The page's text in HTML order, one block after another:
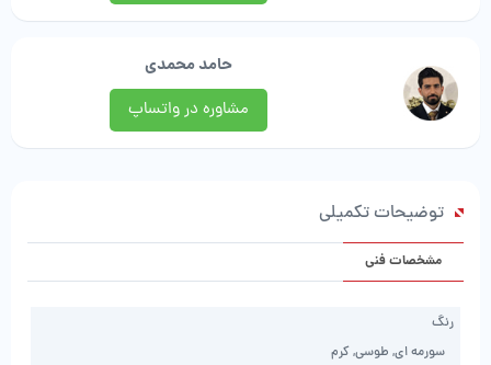
حامد محمدی
مشاوره در واتساپ
توضیحات تکمیلی
مشخصات فنی
رنگ
سورمه ای, طوسی, کرم